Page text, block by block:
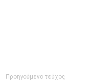
Προηγούμενο τεύχος